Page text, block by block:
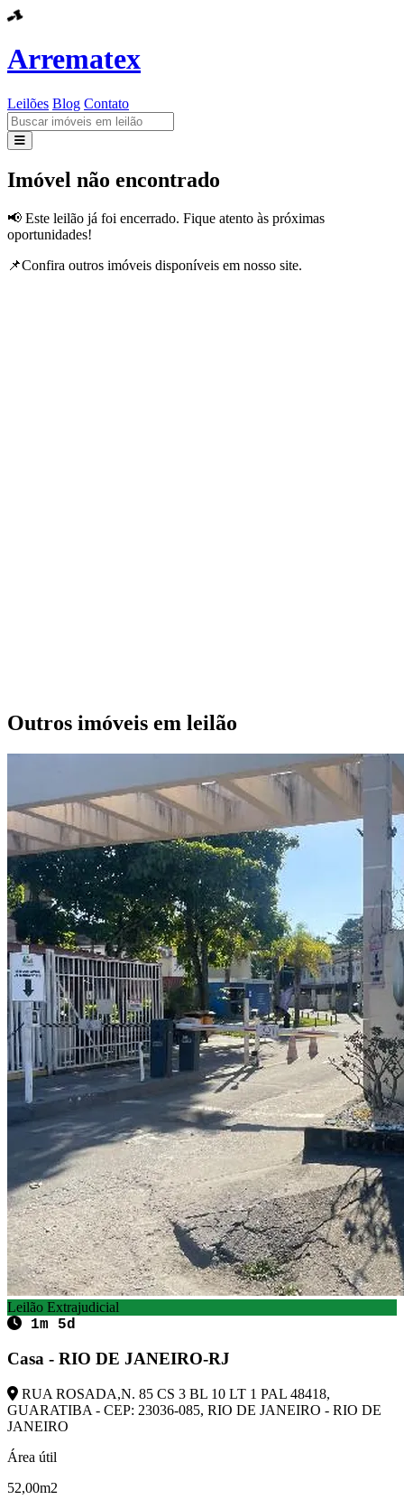
Arrematex
Leilões Blog Contato
Leilões
Imóvel não encontrado
📢 Este leilão já foi encerrado. Fique atento às próximas
oportunidades!
📌Confira outros imóveis disponíveis em nosso site.
Outros imóveis em leilão
Leilão Extrajudicial
1m 5d
Casa - RIO DE JANEIRO-RJ
RUA ROSADA,N. 85 CS 3 BL 10 LT 1 PAL 48418,
GUARATIBA - CEP: 23036-085, RIO DE JANEIRO - RIO DE
JANEIRO
Área útil
52,00m2